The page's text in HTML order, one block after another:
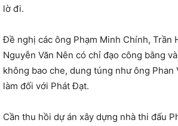
lờ đi.
Đề nghị các ông Phạm Minh Chính, Trần
Nguyễn Văn Nên có chỉ đạo công bằng
không bao che, dung túng như ông Phan
làm đối với Phát Đạt.
Cần thu hồi dự án xây dựng nhà thi đấu